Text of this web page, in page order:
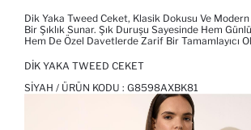
Dik Yaka Tweed Ceket, Klasik Dokusu Ve
Bir Şıklık Sunar. Şık Duruşu Sayesinde Hem
Hem De Özel Davetlerde Zarif Bir Tamamlayıcı
DIK YAKA TWEED CEKET
SIYAH / ÜRÜN KODU : G8598AXBK81